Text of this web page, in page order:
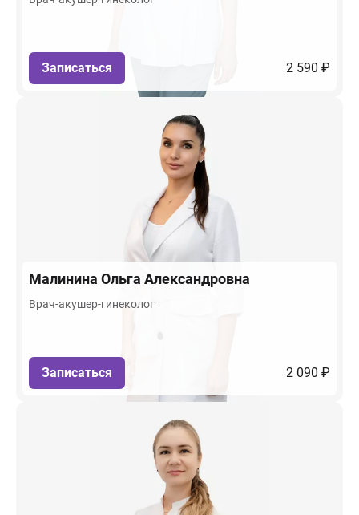
Записаться 2 590 ₽
Малинина Ольга Александровна
Врач-акушер-гинеколог
Записаться 2 090 ₽